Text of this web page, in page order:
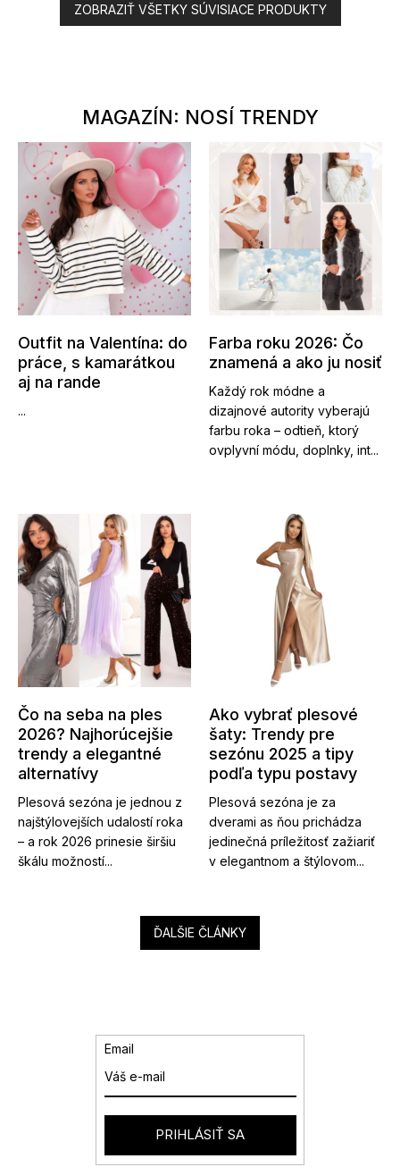
ZOBRAZIŤ VŠETKY SÚVISIACE PRODUKTY
MAGAZÍN: NOSÍ TRENDY
Outfit na Valentína: do
práce, s kamarátkou
aj na rande
...
Farba roku 2026: Čo
znamená a ako ju nosiť
Každý rok módne a
dizajnové autority vyberajú
farbu roka – odtieň, ktorý
ovplyvní módu, doplnky, int...
Čo na seba na ples
2026? Najhorúcejšie
trendy a elegantné
alternatívy
Plesová sezóna je jednou z
najštýlovejších udalostí roka
– a rok 2026 prinesie širšiu
škálu možností...
Ako vybrať plesové
šaty: Trendy pre
sezónu 2025 a tipy
podľa typu postavy
Plesová sezóna je za
dverami as ňou prichádza
jedinečná príležitosť zažiariť
v elegantnom a štýlovom...
ĎALŠIE ČLÁNKY
Email
PRIHLÁSIŤ SA